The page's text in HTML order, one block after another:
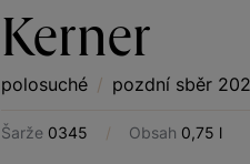
Kerner
polosuché / pozdní sběr
Šarže 0345 / Obsah 0,75 l